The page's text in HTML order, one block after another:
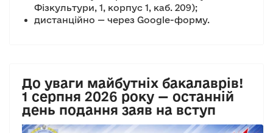
Фізкультури, 1, корпус 1, каб. 209);
дистанційно — через Google-форму.
До уваги майбутніх бакалаврів!
1 серпня 2026 року — останній
день подання заяв на вступ